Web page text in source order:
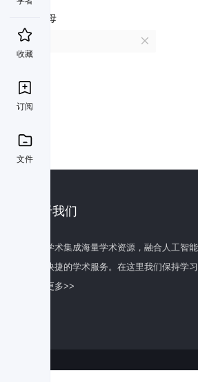
收藏
订阅
文件
首字母
关于我们
百度学术集成海量学术资源，融合人工智
全面快捷的学术服务。在这里我们保持学
了解更多>>